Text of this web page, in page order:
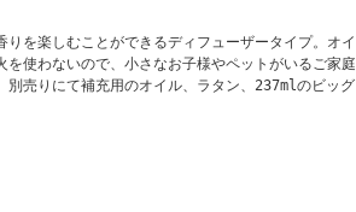
を楽しむことができるディフューザータイプ。オイ
使わないので、小さなお子様やペットがいるご家庭
売りにて補充用のオイル、ラタン、237mlのビッグ